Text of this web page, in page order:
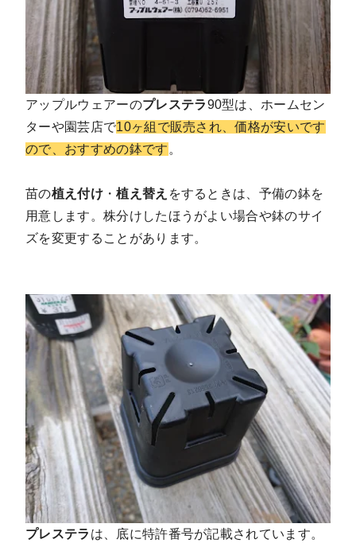
アップルウェアーのプレステラ90型は、ホームセン
ターや園芸店で10ヶ組で販売され、価格が安いです
ので、おすすめの鉢です 。
苗の植え付け・植え替え をするときは、予備の鉢を
用意します。株分けしたほうがよい場合や鉢のサイ
ズを変更することがあります。
プレステラ は、底に特許番号が記載されています。